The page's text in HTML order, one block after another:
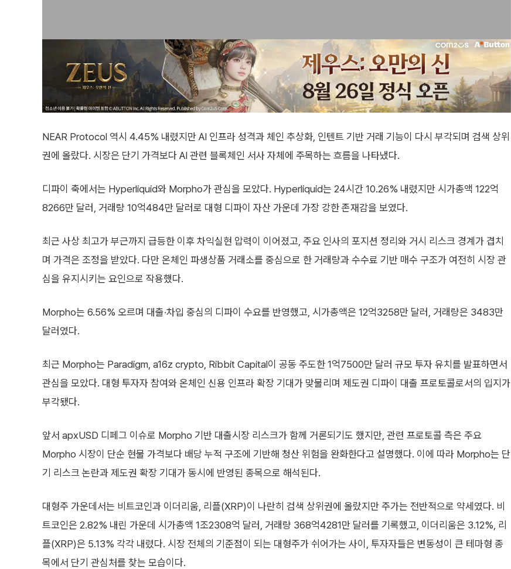
NEAR Protocol 역시 4.45% 내렸지만 AI 인프라 성격과 체인 추상화, 인텐트 기반 거래 기능이 다시 부각되며 검색 상위
권에 올랐다. 시장은 단기 가격보다 AI 관련 블록체인 서사 자체에 주목하는 흐름을 나타냈다.
디파이 축에서는 Hyperliquid와 Morpho가 관심을 모았다. Hyperliquid는 24시간 10.26% 내렸지만 시가총액 122억
8266만 달러, 거래량 10억484만 달러로 대형 디파이 자산 가운데 가장 강한 존재감을 보였다.
최근 사상 최고가 부근까지 급등한 이후 차익실현 압력이 이어졌고, 주요 인사의 포지션 정리와 거시 리스크 경계가 겹치
며 가격은 조정을 받았다. 다만 온체인 파생상품 거래소를 중심으로 한 거래량과 수수료 기반 매수 구조가 여전히 시장 관
심을 유지시키는 요인으로 작용했다.
Morpho는 6.56% 오르며 대출·차입 중심의 디파이 수요를 반영했고, 시가총액은 12억3258만 달러, 거래량은 3483만
달러였다.
최근 Morpho는 Paradigm, a16z crypto, Ribbit Capital이 공동 주도한 1억7500만 달러 규모 투자 유치를 발표하면서
관심을 모았다. 대형 투자자 참여와 온체인 신용 인프라 확장 기대가 맞물리며 제도권 디파이 대출 프로토콜로서의 입지가
부각됐다.
앞서 apxUSD 디페그 이슈로 Morpho 기반 대출시장 리스크가 함께 거론되기도 했지만, 관련 프로토콜 측은 주요
Morpho 시장이 단순 현물 가격보다 배당 누적 구조에 기반해 청산 위험을 완화한다고 설명했다. 이에 따라 Morpho는 단
기 리스크 논란과 제도권 확장 기대가 동시에 반영된 종목으로 해석된다.
대형주 가운데서는 비트코인과 이더리움, 리플(XRP)이 나란히 검색 상위권에 올랐지만 주가는 전반적으로 약세였다. 비
트코인은 2.82% 내린 가운데 시가총액 1조2308억 달러, 거래량 368억4281만 달러를 기록했고, 이더리움은 3.12%, 리
플(XRP)은 5.13% 각각 내렸다. 시장 전체의 기준점이 되는 대형주가 쉬어가는 사이, 투자자들은 변동성이 큰 테마형 종
목에서 단기 관심처를 찾는 모습이다.